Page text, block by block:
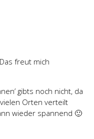
freut mich
gibts noch nicht, da
Orten verteilt
wieder spannend 🙂